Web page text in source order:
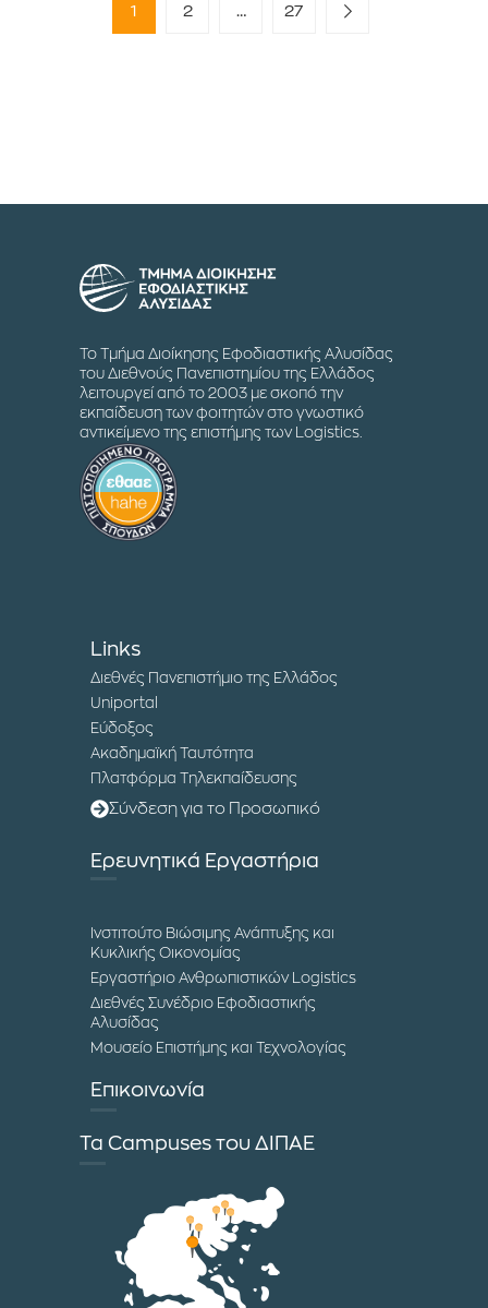
1 2 … 27
Το Τμήμα Διοίκησης Εφοδιαστικής Αλυσίδας
του Διεθνούς Πανεπιστημίου της Ελλάδος
λειτουργεί από το 2003 με σκοπό την
εκπαίδευση των φοιτητών στο γνωστικό
αντικείμενο της επιστήμης των Logistics.
Links
Διεθνές Πανεπιστήμιο της Ελλάδος
Uniportal
Εύδοξος
Ακαδημαϊκή Ταυτότητα
Πλατφόρμα Τηλεκπαίδευσης
Σύνδεση για το Προσωπικό
Ερευνητικά Εργαστήρια
Ινστιτούτο Βιώσιμης Ανάπτυξης και
Κυκλικής Οικονομίας
Εργαστήριο Ανθρωπιστικών Logistics
Διεθνές Συνέδριο Εφοδιαστικής
Αλυσίδας
Μουσείο Επιστήμης και Τεχνολογίας
Επικοινωνία
Τα Campuses του ΔΙΠΑΕ